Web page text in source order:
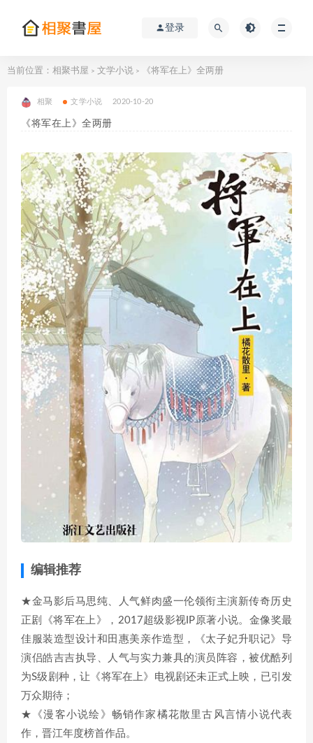
登录
当前位置： 相聚书屋 > 文学小说 > 《将军在上》全两册
相聚 文学小说 2020-10-20
《将军在上》全两册
编辑推荐
★金马影后马思纯、人气鲜肉盛一伦领衔主演新传奇历史
正剧《将军在上》，2017超级影视IP原著小说。金像奖最
佳服装造型设计和田惠美亲作造型，《太子妃升职记》导
演侣皓吉吉执导、人气与实力兼具的演员阵容，被优酷列
为S级剧种，让《将军在上》电视剧还未正式上映，已引发
万众期待；
★《漫客小说绘》畅销作家橘花散里古风言情小说代表
作，晋江年度榜首作品。